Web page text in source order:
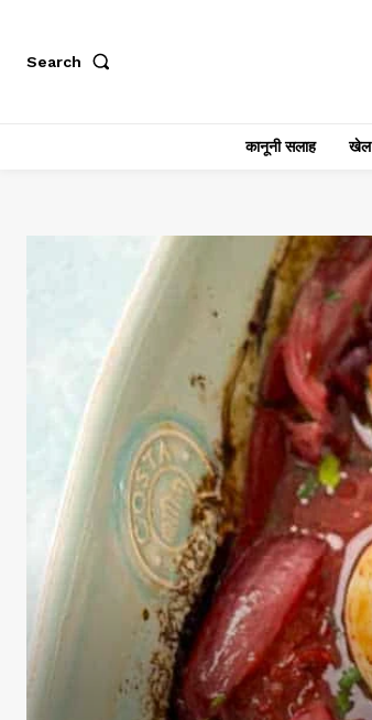
Search
कानूनी सलाह खेल